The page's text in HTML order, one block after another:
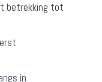
betrekking tot
in